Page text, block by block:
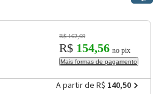
R$ 162,69
R$ 154,56 no pix
Mais formas de pagamento
A partir de R$ 140,50